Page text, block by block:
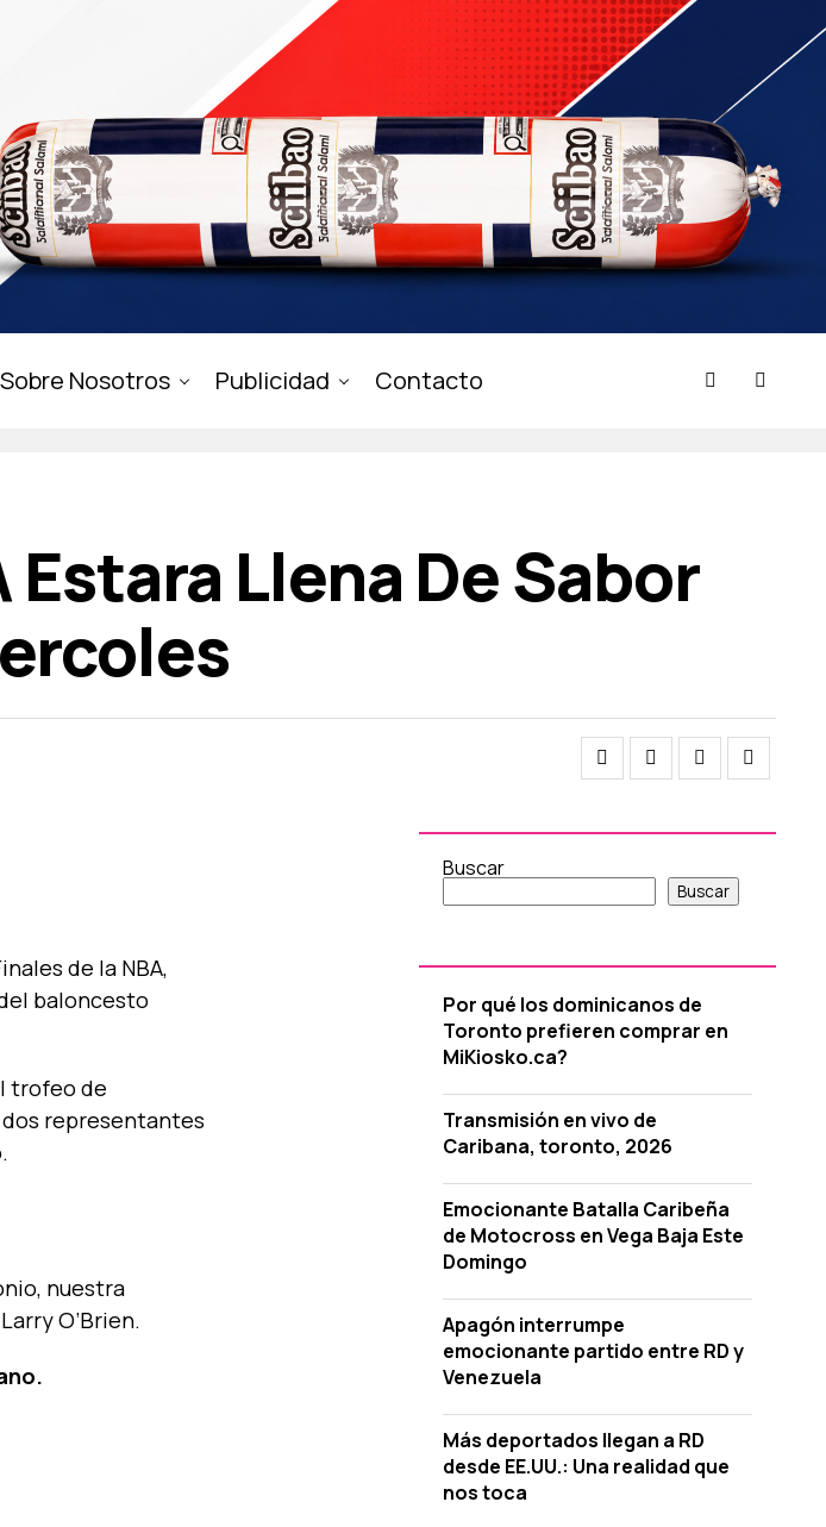
Sobre Nosotros Publicidad Contacto
Estara Llena De Sabor
de la NBA,
baloncesto
trofeo de
dos representantes
nuestra
O’Brien.
Buscar
Buscar
Por qué los dominicanos de
Toronto prefieren comprar en
MiKiosko.ca?
Transmisión en vivo de
Caribana, toronto, 2026
Emocionante Batalla Caribeña
de Motocross en Vega Baja Este
Domingo
Apagón interrumpe
emocionante partido entre RD y
Venezuela
Más deportados llegan a RD
desde EE.UU.: Una realidad que
nos toca